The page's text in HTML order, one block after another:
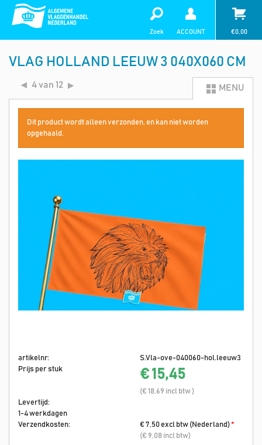
Zoek ACCOUNT €0,00
VLAG HOLLAND LEEUW 3 040X060 CM
4 van 12 MENU
Dit product wordt alleen verzonden, en kan niet worden
opgehaald.
artikelnr:
S.Vla-ove-040060-hol.leeuw3
Prijs per stuk
€ 15,45
(€ 18,69 incl btw )
Levertijd:
1-4 werkdagen
Verzendkosten:
€ 7,50 excl btw (Nederland)*
(€ 9,08 incl btw)